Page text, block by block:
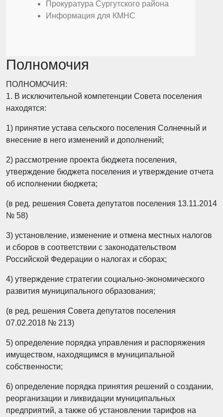
Полномочия
ПОЛНОМОЧИЯ:
1. В исключительной компетенции Совета поселения
находятся:
1) принятие устава сельского поселения Солнечный и
внесение в него изменений и дополнений;
2) рассмотрение проекта бюджета поселения,
утверждение бюджета поселения и утверждение отчета
об исполнении бюджета;
(в ред. решения Совета депутатов поселения 13.11.2014
№ 58)
3) установление, изменение и отмена местных налогов
и сборов в соответствии с законодательством
Российской Федерации о налогах и сборах;
4) утверждение стратегии социально-экономического
развития муниципального образования;
(в ред. решения Совета депутатов поселения
07.02.2018 № 213)
5) определение порядка управления и распоряжения
имуществом, находящимся в муниципальной
собственности;
6) определение порядка принятия решений о создании,
реорганизации и ликвидации муниципальных
предприятий, а также об установлении тарифов на
Прокуратура Сургутского района
Информация для КМНС